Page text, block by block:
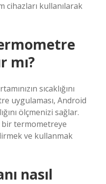
cihazları kullanılarak
mı?
sıcaklığını
uygulaması, Android
ölçmenizi sağlar.
bir termometreye
ve kullanmak
nasıl